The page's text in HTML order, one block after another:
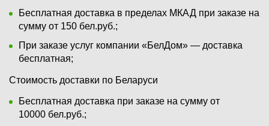
Бесплатная доставка в пределах МКАД при заказе на
сумму от 150 бел.руб.;
При заказе услуг компании «БелДом» — доставка
бесплатная;
Стоимость доставки по Беларуси
Бесплатная доставка при заказе на сумму от
10000 бел.руб.;